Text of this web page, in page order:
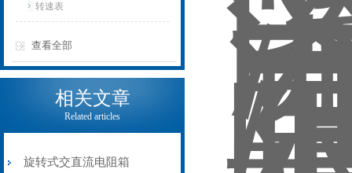
转速表
查看全部
相关文章
Related articles
旋转式交直流电阻箱